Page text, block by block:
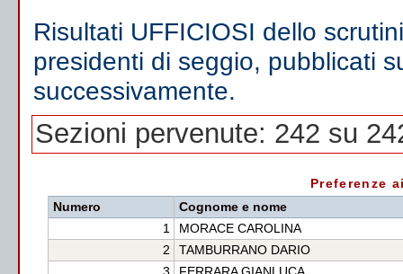
Risultati UFFICIOSI dello
presidenti di seggio, pubblicati
successivamente.
Sezioni pervenute: 242 su
Preferenze
Numero
Cognome e nome
1
MORACE CAROLINA
2
TAMBURRANO DARIO
3
FERRARA GIANLUCA